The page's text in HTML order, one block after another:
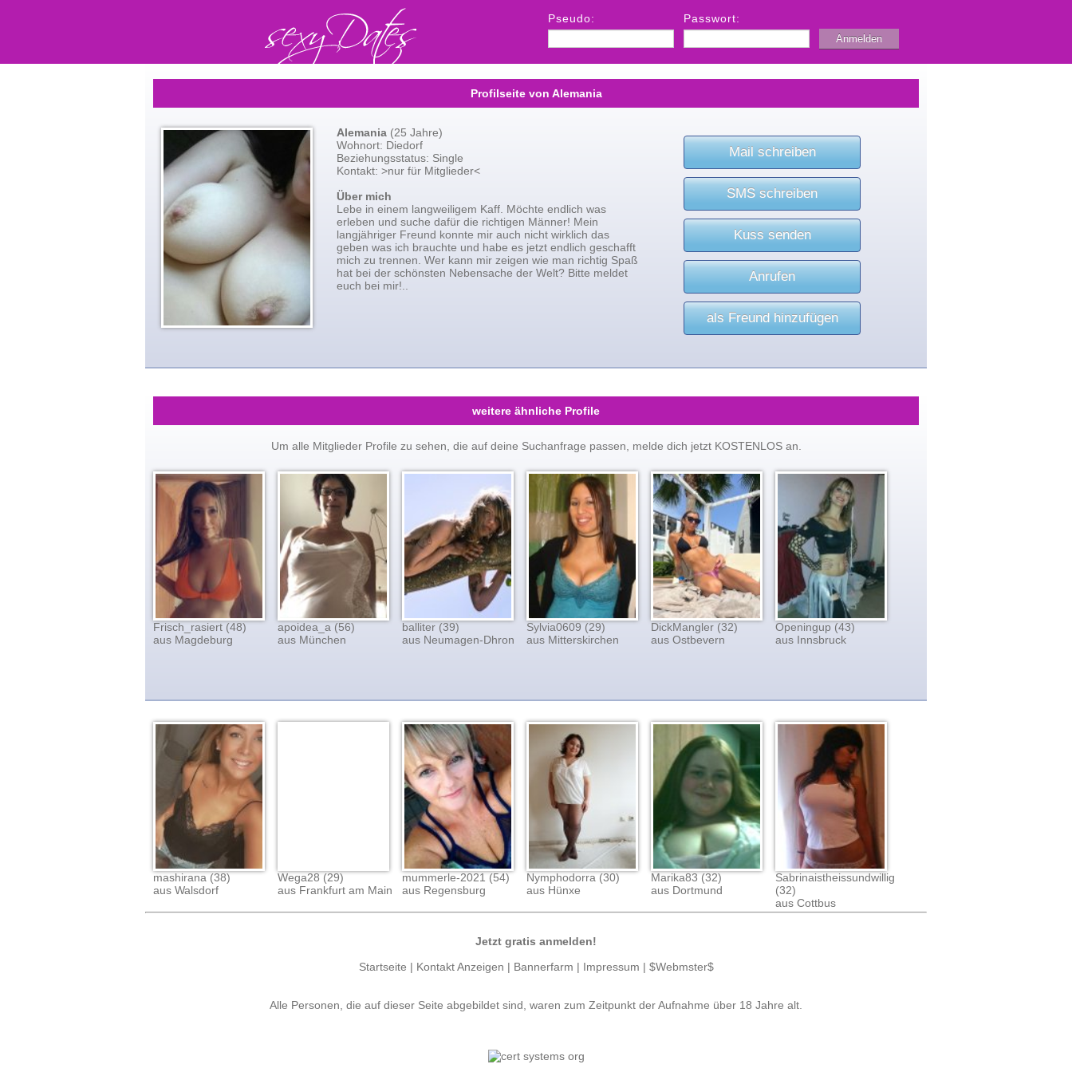
Pseudo: Passwort:
Profilseite von Alemania
Alemania (25 Jahre)
Wohnort: Diedorf
Beziehungsstatus: Single
Kontakt: >nur für Mitglieder<
Über mich
Lebe in einem langweiligem Kaff. Möchte endlich was
erleben und suche dafür die richtigen Männer! Mein
langjähriger Freund konnte mir auch nicht wirklich das
geben was ich brauchte und habe es jetzt endlich geschafft
mich zu trennen. Wer kann mir zeigen wie man richtig Spaß
hat bei der schönsten Nebensache der Welt? Bitte meldet
euch bei mir!..
Mail schreiben
SMS schreiben
Kuss senden
Anrufen
als Freund hinzufügen
weitere ähnliche Profile
Um alle Mitglieder Profile zu sehen, die auf deine Suchanfrage passen, melde dich jetzt KOSTENLOS an.
Frisch_rasiert (48)
aus Magdeburg
apoidea_a (56)
aus München
balliter (39)
aus Neumagen-Dhron
Sylvia0609 (29)
aus Mitterskirchen
DickMangler (32)
aus Ostbevern
Openingup (43)
aus Innsbruck
mashirana (38)
aus Walsdorf
Wega28 (29)
aus Frankfurt am Main
mummerle-2021 (54)
aus Regensburg
Nymphodorra (30)
aus Hünxe
Marika83 (32)
aus Dortmund
Sabrinaistheissundwillig
(32)
aus Cottbus
Jetzt gratis anmelden!
Startseite | Kontakt Anzeigen | Bannerfarm | Impressum | $Webmster$
Alle Personen, die auf dieser Seite abgebildet sind, waren zum Zeitpunkt der Aufnahme über 18 Jahre alt.